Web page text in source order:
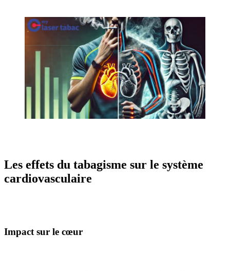
Les effets du tabagisme sur le système
cardiovasculaire
Impact sur le cœur